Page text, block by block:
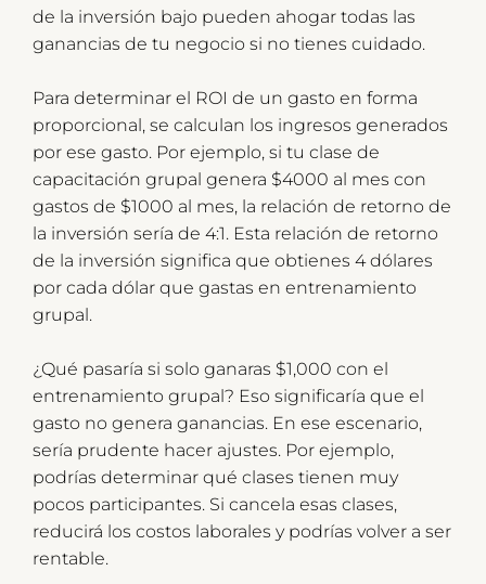
de la inversión bajo pueden ahogar todas las
ganancias de tu negocio si no tienes cuidado.
Para determinar el ROI de un gasto en forma
proporcional, se calculan los ingresos generados
por ese gasto. Por ejemplo, si tu clase de
capacitación grupal genera $4000 al mes con
gastos de $1000 al mes, la relación de retorno de
la inversión sería de 4:1. Esta relación de retorno
de la inversión significa que obtienes 4 dólares
por cada dólar que gastas en entrenamiento
grupal.
¿Qué pasaría si solo ganaras $1,000 con el
entrenamiento grupal? Eso significaría que el
gasto no genera ganancias. En ese escenario,
sería prudente hacer ajustes. Por ejemplo,
podrías determinar qué clases tienen muy
pocos participantes. Si cancela esas clases,
reducirá los costos laborales y podrías volver a ser
rentable.